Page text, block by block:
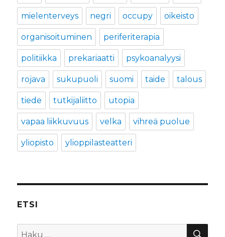
mielenterveys negri occupy oikeisto
organisoituminen periferiterapia
politiikka prekariaatti psykoanalyysi
rojava sukupuoli suomi taide talous
tiede tutkijaliitto utopia
vapaa liikkuvuus velka vihreä puolue
yliopisto ylioppilasteatteri
ETSI
Etsi: